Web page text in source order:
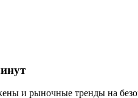
товары
и рыночные тренды на